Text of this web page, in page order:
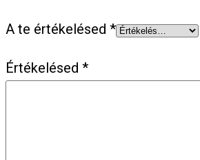
A te értékelésed *
Értékelésed *